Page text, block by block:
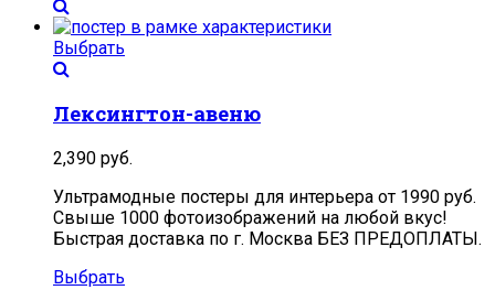
Выбрать
Лексингтон-авеню
2,390 руб.
Ультрамодные постеры для интерьера от 1990 руб.
Свыше 1000 фотоизображений на любой вкус!
Быстрая доставка по г. Москва БЕЗ ПРЕДОПЛАТЫ.
Выбрать